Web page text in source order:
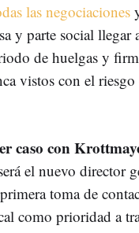
las negociaciones
y parte social llegar
de huelgas y
vistos con el
caso con
el nuevo director
toma de
como prioridad a